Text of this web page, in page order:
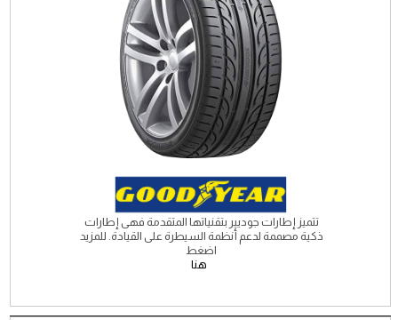
تتميز إطارات جوديير بتقنياتها المتقدمة فهى إطارات
ذكية مصممة لدعم أنظمة السيطرة على القيادة. للمزيد
اضغط
هنا